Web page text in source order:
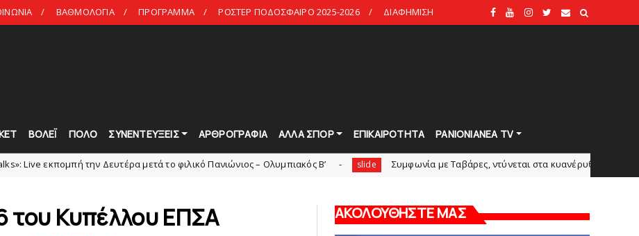
ΒΑΘΜΟΛΟΓΙΑ ΠΡΟΓΡΑΜΜΑ ΡΟΣΤΕΡ ΠΟΔΟΣΦΑΙΡΟ 2025-2026 ΔΙΑΦΗΜΙΣΗ
ΒΟΛΕΪ ΠΟΛΟ ΣΥΝΕΝΤΕΥΞΕΙΣ ΑΡΘΡΟΓΡΑΦΙΑ ΑΛΛΑ ΣΠΟΡ ΕΠΙΚΑΙΡΟΤΗΤΑ PANIONIANEA TV
την Δευτέρα μετά το φιλικό Πανιώνιος – Ολυμπιακός Β’ slide Συμφωνία με Tαβάρες, ντύνεται στα κυανέρυθρα ο Πορτογάλος!
του Κυπέλλου ΕΠΣΑ ΑΚΟΛΟΥΘΗΣΤΕ ΜΑΣ